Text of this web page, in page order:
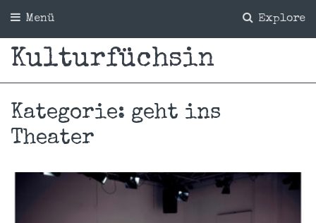
Explore
Menü
Kulturfüchsin
Kategorie: geht ins
Theater